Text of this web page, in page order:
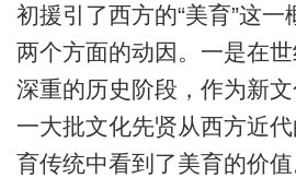
初援引了西方的“美育”这
两个方面的动因。一是在
深重的历史阶段，作为新文
一大批文化先贤从西方近
育传统中看到了美育的价